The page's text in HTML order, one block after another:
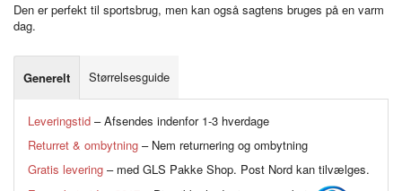
Den er perfekt til sportsbrug, men kan også sagtens bruges på en varm
dag.
Generelt Størrelsesguide
Leveringstid – Afsendes indenfor 1-3 hverdage
Returret & ombytning – Nem returnering og ombytning
Gratis levering – med GLS Pakke Shop. Post Nord kan tilvælges.